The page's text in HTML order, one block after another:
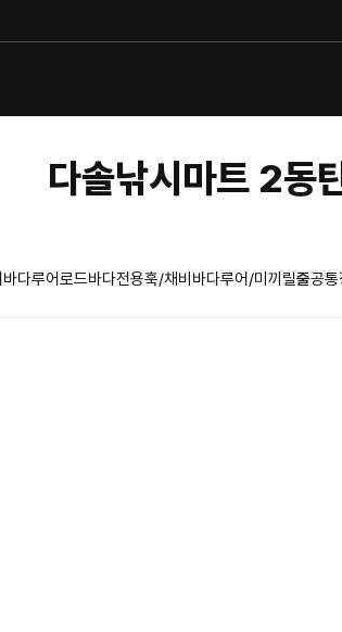
다솔낚시마트 2동
바다루어로드바다전용훅/채비 바다루어/미끼 릴줄공통